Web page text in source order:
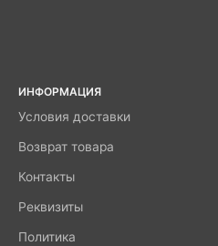
ИНФОРМАЦИЯ
Условия доставки
Возврат товара
Контакты
Реквизиты
Политика